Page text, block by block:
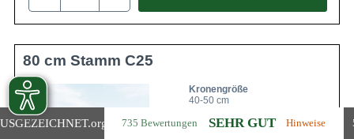
.org 735 Bewertungen SEHR GUT Hinweise
80 cm Stamm C25
Kronengröße
40-50 cm
Belaubung